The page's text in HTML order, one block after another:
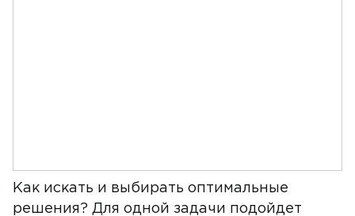
Как искать и выбирать оптимальные
решения? Для одной задачи подойдет